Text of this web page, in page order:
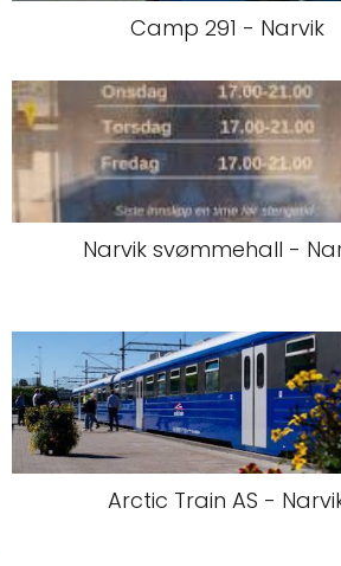
Camp 291 - Narvik
Narvik svømmehall -
Arctic Train AS -